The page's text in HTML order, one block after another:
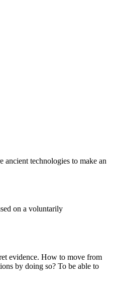
ancient technologies to make an
on a voluntarily
evidence. How to move from
by doing so? To be able to